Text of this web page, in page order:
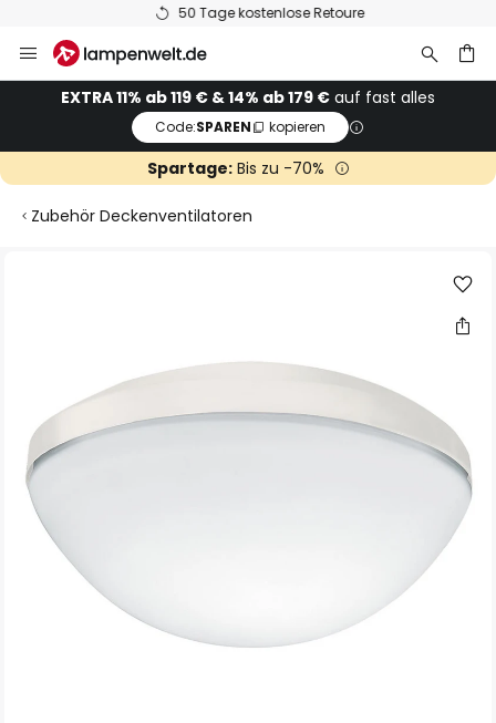
50 Tage kostenlose Retoure
Inhalt
springenEXTRA 11% ab 119 € & 14% ab 179 € auf fast alles
Code:SPAREN kopieren
Spartage:Bis zu -70%
Zubehör Deckenventilatoren